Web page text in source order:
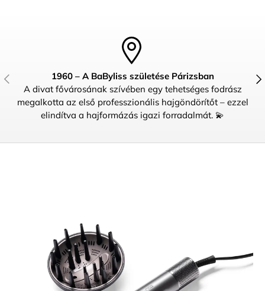
ELŐZŐ
1960 – A BaByliss születése Párizsban
A divat fővárosának szívében egy tehetséges fodrász
megalkotta az első professzionális hajgöndörítőt – ezzel
elindítva a hajformázás igazi forradalmát. 💫